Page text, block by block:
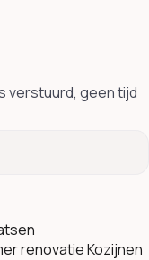
verstuurd, geen tijd
renovatieKozijnen